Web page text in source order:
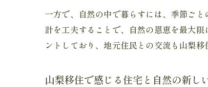
一方で、自然の中で暮らすには、季節ご
計を工夫することで、自然の恩恵を最大
ントしており、地元住民との交流も山梨移
山梨移住で感じる住宅と自然の新し